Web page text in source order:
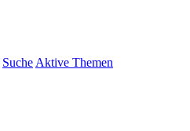
SucheAktive Themen